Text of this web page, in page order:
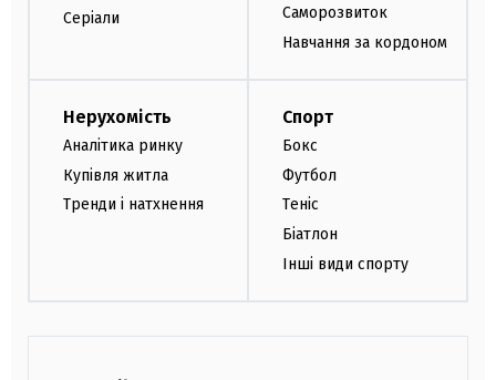
Серіали
Саморозвиток
Навчання за кордоном
Нерухомість
Аналітика ринку
Купівля житла
Тренди і натхнення
Спорт
Бокс
Футбол
Теніс
Біатлон
Інші види спорту